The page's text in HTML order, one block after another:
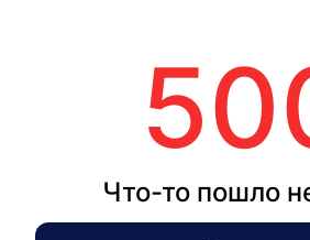
Что-то пошло